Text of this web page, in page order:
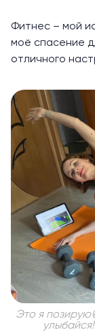
Фитнес – мой
моё спасение
отличного
Это я